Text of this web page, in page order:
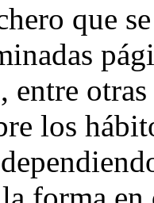
que
entre
los